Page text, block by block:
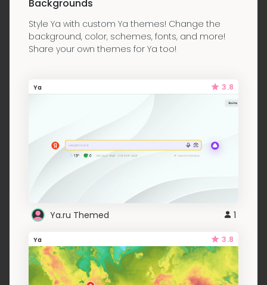
Backgrounds
Style Ya with custom Ya themes! Change the
background, color, schemes, fonts, and more!
Share your own themes for Ya too!
Ya 3.8
Ya.ru Themed 1
Ya 3.8